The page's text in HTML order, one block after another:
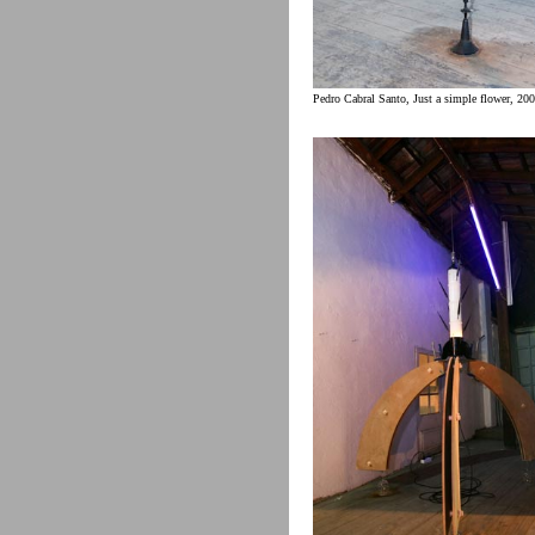
Pedro Cabral Santo, Just a simple flower,